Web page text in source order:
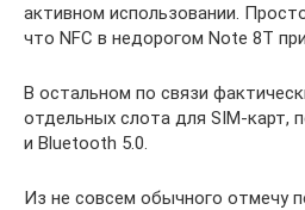
активном использовании.
что NFC в недорогом Note 8T
В остальном по связи
отдельных слота для SIM-карт,
и Bluetooth 5.0.
Из не совсем обычного отмечу